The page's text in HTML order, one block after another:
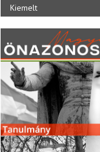
Kiemelt